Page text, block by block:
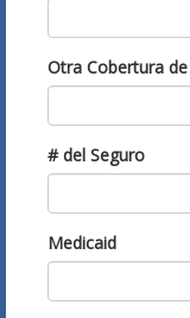
Otra Cobertura de
# del Seguro
Medicaid